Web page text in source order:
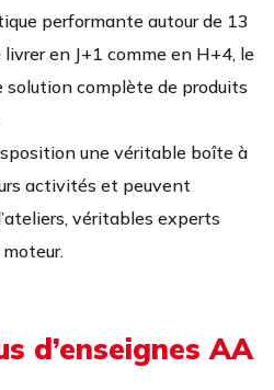
performante autour de 13
en J+1 comme en H+4, le
solution complète de produits
une véritable boîte à
activités et peuvent
véritables experts
d’enseignes AA